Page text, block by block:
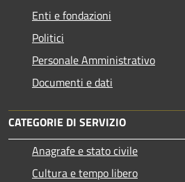
Enti e fondazioni
Politici
Personale Amministrativo
Documenti e dati
CATEGORIE DI SERVIZIO
Anagrafe e stato civile
Cultura e tempo libero